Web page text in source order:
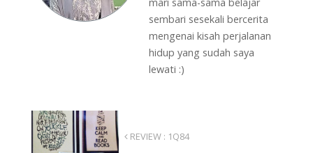
sembari sesekali bercerita
mengenai kisah perjalanan
hidup yang sudah saya
lewati :)
REVIEW : 1Q84